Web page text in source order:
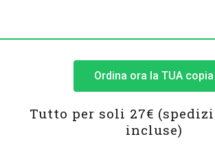
Ordina ora la TUA copia
Tutto per soli 27€
incluse)